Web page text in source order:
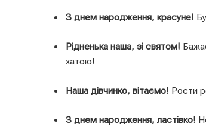
З днем народження, красуне!
Рідненька наша, зі святом!
хатою!
Наша дівчинко, вітаємо! Рости
З днем народження, ластівко!